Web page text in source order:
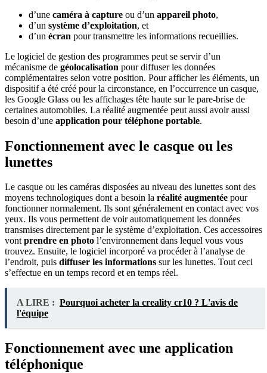
d’une caméra à capture ou d’un appareil photo,
d’un système d’exploitation, et
d’un écran pour transmettre les informations recueillies.
Le logiciel de gestion des programmes peut se servir d’un
mécanisme de géolocalisation pour diffuser les données
complémentaires selon votre position. Pour afficher les éléments, un
dispositif a été créé pour la circonstance, en l’occurrence un casque,
les Google Glass ou les affichages tête haute sur le pare-brise de
certaines automobiles. La réalité augmentée peut aussi avoir aussi
besoin d’une application pour téléphone portable.
Fonctionnement avec le casque ou les
lunettes
Le casque ou les caméras disposées au niveau des lunettes sont des
moyens technologiques dont a besoin la réalité augmentée pour
fonctionner normalement. Ils sont généralement en contact avec vos
yeux. Ils vous permettent de voir automatiquement les données
transmises directement par le système d’exploitation. Ces accessoires
vontprendre en photo l’environnement dans lequel vous vous
trouvez. Ensuite, le logiciel incorporé va procéder à l’analyse de
l’endroit, puis diffuser les informations sur les lunettes. Tout ceci
s’effectue en un temps record et en temps réel.
A LIRE : Pourquoi acheter la creality cr10 ? L'avis de
l'équipe
Fonctionnement avec une application
téléphonique